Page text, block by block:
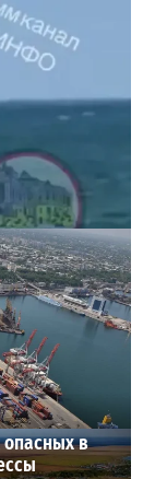
матрасе и
в